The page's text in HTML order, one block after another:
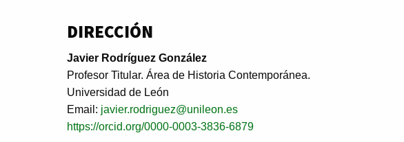
DIRECCIÓN
Javier Rodríguez González
Profesor Titular. Área de Historia Contemporánea.
Universidad de León
Email: javier.rodriguez@unileon.es
https://orcid.org/0000-0003-3836-6879